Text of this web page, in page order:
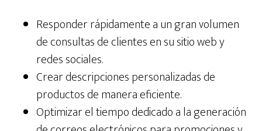
Responder rápidamente a un gran volumen
de consultas de clientes en su sitio web y
redes sociales.
Crear descripciones personalizadas de
productos de manera eficiente.
Optimizar el tiempo dedicado a la generación